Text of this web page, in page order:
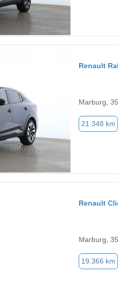
Renault
Marburg,
21.348 km
Renault
Marburg,
19.366 km